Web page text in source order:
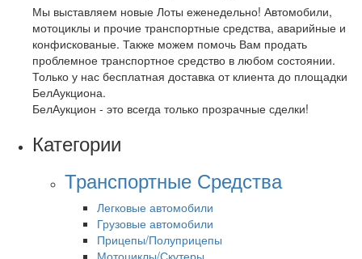
Мы выставляем новые Лоты еженедельно! Автомобили,
мотоциклы и прочие транспортные средства, аварийные и
конфискованые. Также можем помочь Вам продать
проблемное транспортное средство в любом состоянии.
Только у нас бесплатная доставка от клиента до площадки
БелАукциона.
БелАукцион - это всегда только прозрачные сделки!
Категории
Транспортные Средства
Легковые автомобили
Грузовые автомобили
Прицепы/Полуприцепы